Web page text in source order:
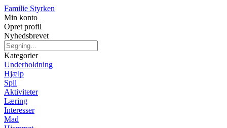
Familie Styrken
Min konto
Opret profil
Nyhedsbrevet
Kategorier
Underholdning
Hjælp
Spil
Aktiviteter
Læring
Interesser
Mad